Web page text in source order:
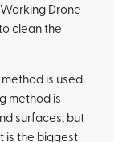
Drone
clean the
is used
method is
surfaces, but
is the biggest